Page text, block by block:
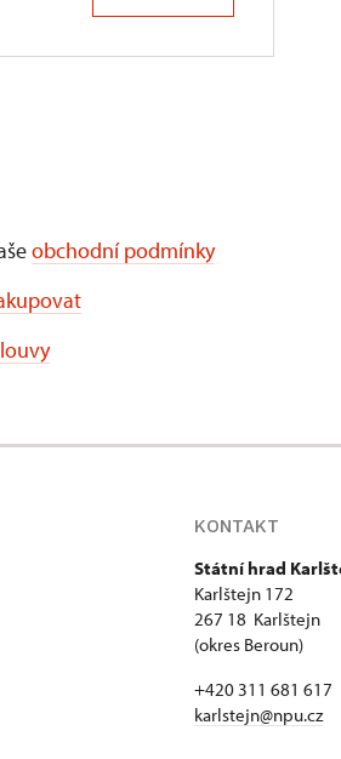
obchodní podmínky
KONTAKT
Státní hrad
Karlštejn 172
267 18 Karlštejn
(okres Beroun)
+420 311 681 617
karlstejn@npu.cz